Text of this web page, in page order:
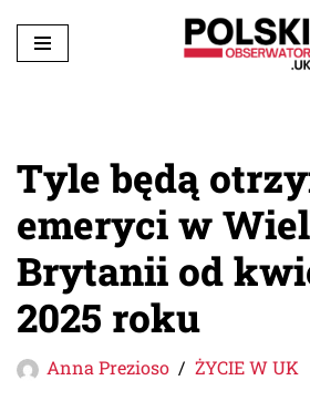
Przejdź
Tyle będą
emeryci w
Brytanii od
2025 roku
Anna Prezioso ŻYCIE W UK